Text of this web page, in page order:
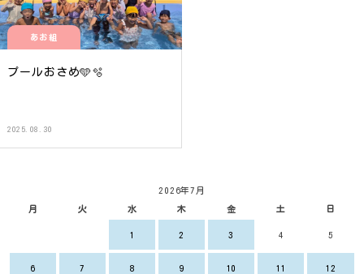
あお組
プールおさめ🩵🫧
2025.08.30
2026年7月
月 火 水 木 金 土 日
1 2 3 4 5
6 7 8 9 10 11 12